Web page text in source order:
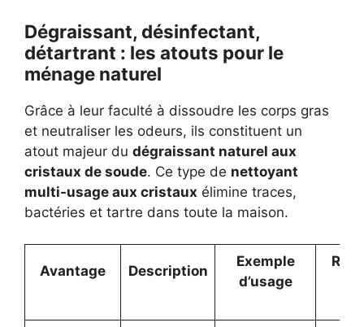
Dégraissant, désinfectant,
détartrant : les atouts pour le
ménage naturel
Grâce à leur faculté à dissoudre les corps gras
et neutraliser les odeurs, ils constituent un
atout majeur du dégraissant naturel aux
cristaux de soude. Ce type de nettoyant
multi-usage aux cristaux élimine traces,
bactéries et tartre dans toute la maison.
Avantage Description
Exemple
d’usage